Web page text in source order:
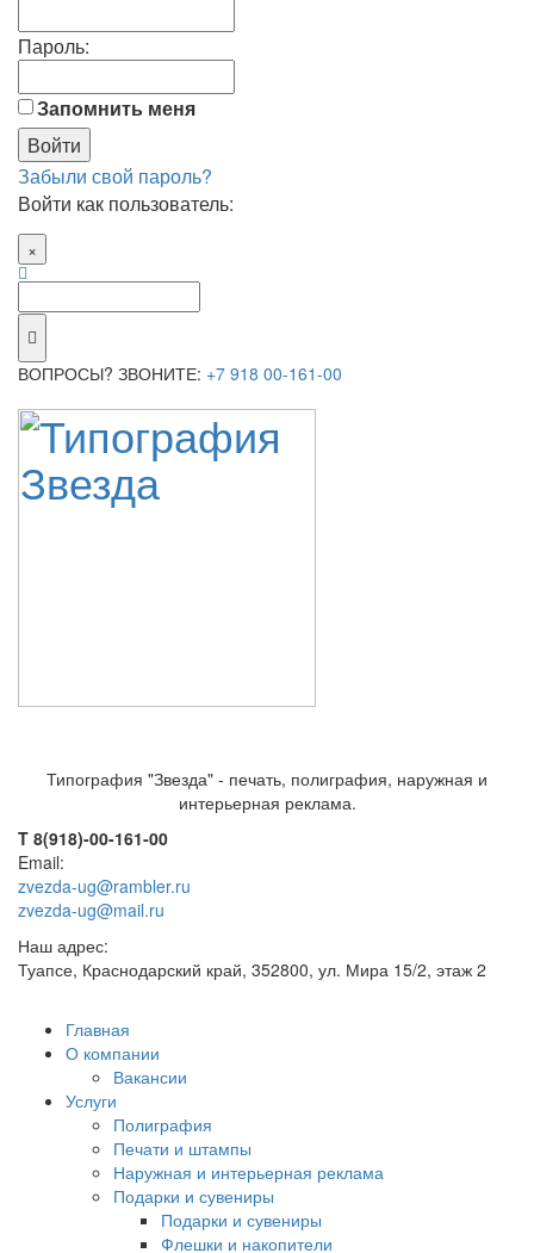
Пароль:
Запомнить меня
Забыли свой пароль?
Войти как пользователь:
×
ВОПРОСЫ? ЗВОНИТЕ: +7 918 00-161-00
Типография "Звезда" - печать, полиграфия, наружная и
интерьерная реклама.
T 8(918)-00-161-00
Email:
zvezda-ug@rambler.ru
zvezda-ug@mail.ru
Наш адрес:
Туапсе, Краснодарский край, 352800, ул. Мира 15/2, этаж 2
Главная
О компании
Вакансии
Услуги
Полиграфия
Печати и штампы
Наружная и интерьерная реклама
Подарки и сувениры
Подарки и сувениры
Флешки и накопители